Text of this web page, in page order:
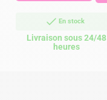
En stock
Livraison sous 24/48
heures